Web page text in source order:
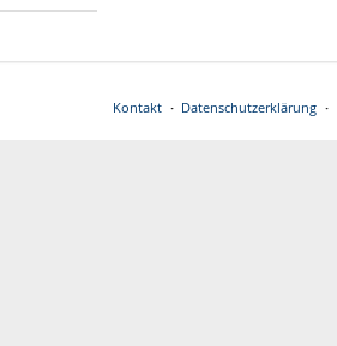
Kontakt Datenschutzerklärung